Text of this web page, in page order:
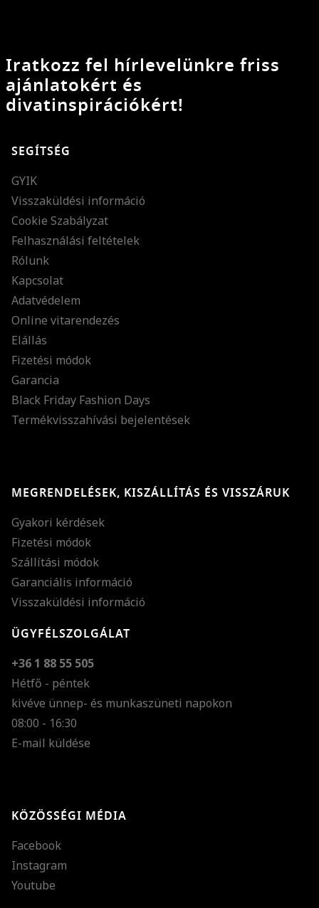
Iratkozz fel hírlevelünkre friss
ajánlatokért és
divatinspirációkért!
SEGÍTSÉG
GYIK
Visszaküldési információ
Cookie Szabályzat
Felhasználási feltételek
Rólunk
Kapcsolat
Adatvédelem
Online vitarendezés
Elállás
Fizetési módok
Garancia
Black Friday Fashion Days
Termékvisszahívási bejelentések
MEGRENDELÉSEK, KISZÁLLÍTÁS ÉS VISSZÁRUK
Gyakori kérdések
Fizetési módok
Szállítási módok
Garanciális információ
Visszaküldési információ
ÜGYFÉLSZOLGÁLAT
+36 1 88 55 505
Hétfő - péntek
kivéve ünnep- és munkaszüneti napokon
08:00 - 16:30
E-mail küldése
KÖZÖSSÉGI MÉDIA
Facebook
Instagram
Youtube